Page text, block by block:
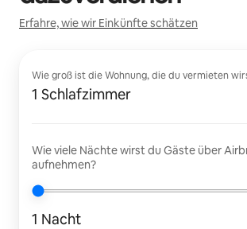
Erfahre, wie wir Einkünfte schätzen
Wie groß ist die Wohnung, die du vermieten
1 Schlafzimmer
Wie viele Nächte wirst du Gäste über
aufnehmen?
1 Nacht